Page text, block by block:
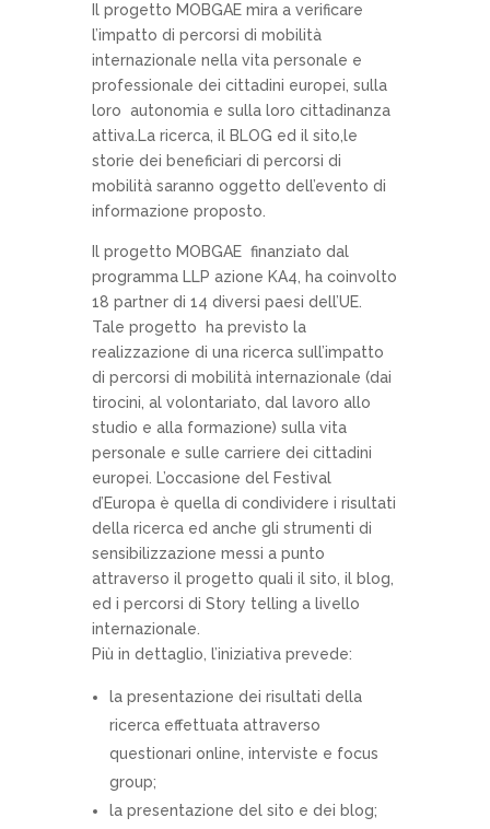
Il progetto MOBGAE mira a verificare
l’impatto di percorsi di mobilità
internazionale nella vita personale e
professionale dei cittadini europei, sulla
loro autonomia e sulla loro cittadinanza
attiva.La ricerca, il BLOG ed il sito,le
storie dei beneficiari di percorsi di
mobilità saranno oggetto dell’evento di
informazione proposto.
Il progetto MOBGAE finanziato dal
programma LLP azione KA4, ha coinvolto
18 partner di 14 diversi paesi dell’UE.
Tale progetto ha previsto la
realizzazione di una ricerca sull’impatto
di percorsi di mobilità internazionale (dai
tirocini, al volontariato, dal lavoro allo
studio e alla formazione) sulla vita
personale e sulle carriere dei cittadini
europei. L’occasione del Festival
d’Europa è quella di condividere i risultati
della ricerca ed anche gli strumenti di
sensibilizzazione messi a punto
attraverso il progetto quali il sito, il blog,
ed i percorsi di Story telling a livello
internazionale.
Più in dettaglio, l’iniziativa prevede:
la presentazione dei risultati della
ricerca effettuata attraverso
questionari online, interviste e focus
group;
la presentazione del sito e dei blog;